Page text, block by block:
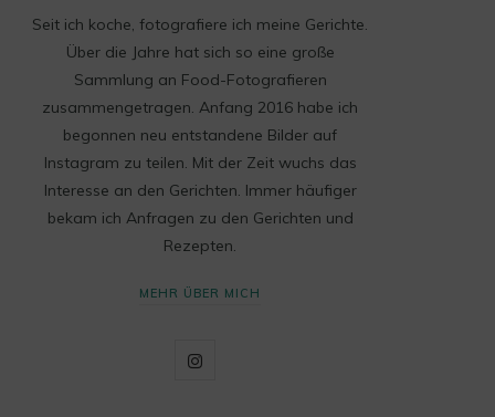
Seit ich koche, fotografiere ich meine Gerichte.
Über die Jahre hat sich so eine große
Sammlung an Food-Fotografieren
zusammengetragen. Anfang 2016 habe ich
begonnen neu entstandene Bilder auf
Instagram zu teilen. Mit der Zeit wuchs das
Interesse an den Gerichten. Immer häufiger
bekam ich Anfragen zu den Gerichten und
Rezepten.
MEHR ÜBER MICH
I